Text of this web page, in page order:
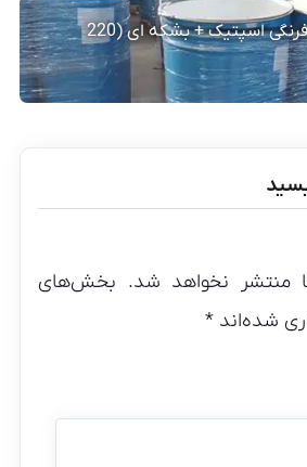
بازار خرید رب گوجه فرنگی اسپتیک + بشکه ای (220
منتشر نخواهد شد. بخش‌های
شده‌اند*